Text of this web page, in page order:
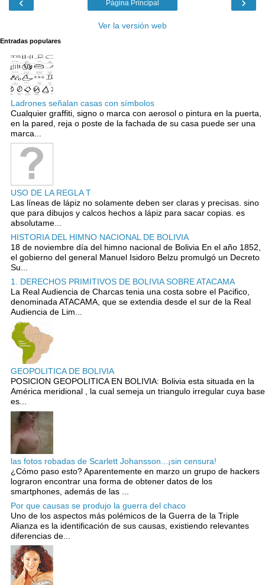
Página Principal
Ver la versión web
Entradas populares
Ladrones señalan casas con símbolos
Cualquier graffiti, signo o marca con aerosol o pintura en la puerta,
en la pared, reja o poste de la fachada de su casa puede ser una
marca...
USO DE LA REGLA T
Las líneas de lápiz no solamente deben ser claras y precisas. sino
que para dibujos y calcos hechos a lápiz para sacar copias. es
absolutame...
HISTORIA DEL HIMNO NACIONAL DE BOLIVIA
18 de noviembre día del himno nacional de Bolivia En el año 1852,
el gobierno del general Manuel Isidoro Belzu promulgó un Decreto
Su...
1. DERECHOS PRIMITIVOS DE BOLIVIA SOBRE ATACAMA
La Real Audiencia de Charcas tenia una costa sobre el Pacifico,
denominada ATACAMA, que se extendia desde el sur de la Real
Audiencia de Lim...
GEOPOLITICA DE BOLIVIA
POSICION GEOPOLITICA EN BOLIVIA: Bolivia esta situada en la
América meridional , la cual semeja un triangulo irregular cuya base
es...
las fotos robadas de Scarlett Johansson...¡sin censura!
¿Cómo paso esto? Aparentemente en marzo un grupo de hackers
lograron encontrar una forma de obtener datos de los
smartphones, además de las ...
Por que causas se produjo la guerra del chaco
Uno de los aspectos más polémicos de la Guerra de la Triple
Alianza es la identificación de sus causas, existiendo relevantes
diferencias de...